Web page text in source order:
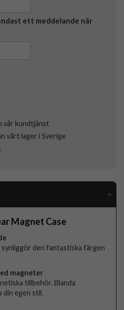
ett meddelande när
vår kundtjänst
vårt lager i Sverige
Magnet Case
den fantastiska färgen
magneter
tillbehör. Blanda
din egen stil.